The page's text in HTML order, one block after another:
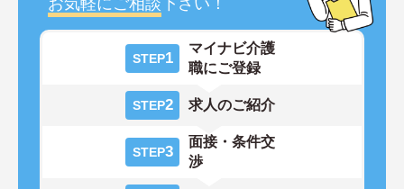
お気軽にご相談下さい！
STEP1
マイナビ介護
職にご登録
STEP2 求人のご紹介
STEP3
面接・条件交
渉